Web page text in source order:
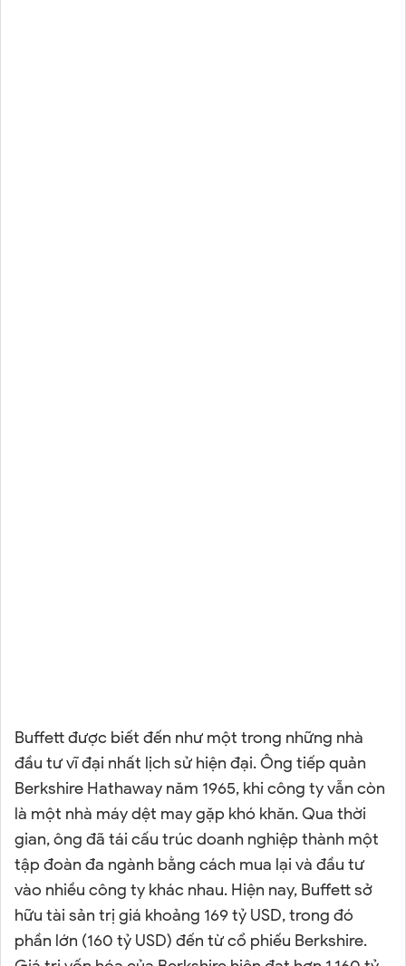
Buffett được biết đến như một trong những nhà
đầu tư vĩ đại nhất lịch sử hiện đại. Ông tiếp quản
Berkshire Hathaway năm 1965, khi công ty vẫn còn
là một nhà máy dệt may gặp khó khăn. Qua thời
gian, ông đã tái cấu trúc doanh nghiệp thành một
tập đoàn đa ngành bằng cách mua lại và đầu tư
vào nhiều công ty khác nhau. Hiện nay, Buffett sở
hữu tài sản trị giá khoảng 169 tỷ USD, trong đó
phần lớn (160 tỷ USD) đến từ cổ phiếu Berkshire.